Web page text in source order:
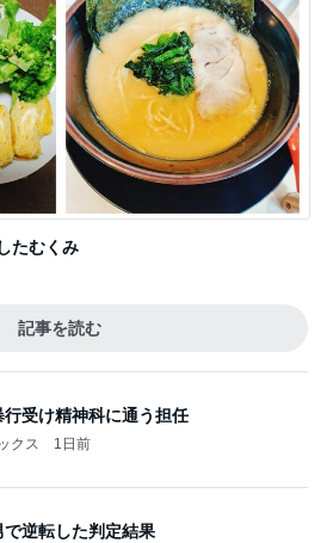
たむくみ
記事を読む
行受け精神科に通う担任
クス 1日前
で逆転した判定結果